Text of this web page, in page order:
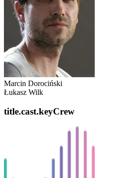
Marcin Dorociński
Łukasz Wilk
title.cast.keyCrew